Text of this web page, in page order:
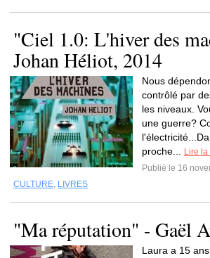
"Ciel 1.0: L'hiver des
Johan Héliot, 2014
Nous
contrôlé par
les niveaux.
une guerre?
proche...
Lire la
Publié le 16
CULTURE, LIVRES
"Ma réputation" - Gaël
Laura a 15